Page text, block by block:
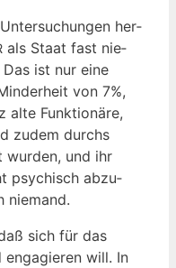
her­
als Staat fast nie­
ist nur eine
von 7%,
alte Funk­tio­nä­re,
zudem durchs
wur­den, und ihr
psy­chisch abzu­
niemand.
sich für das
enga­gie­ren will. In